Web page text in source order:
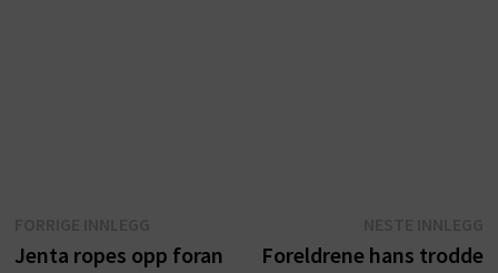
innlegg:
Jenta ropes opp foran
Foreldrene hans trodde